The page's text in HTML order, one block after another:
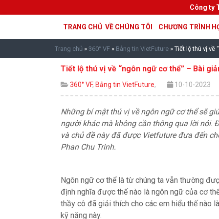
Công ty
TRANG CHỦ VỀ CHÚNG TÔI CHƯƠNG TRÌNH
Trang chủ » 360° VF » Bảng tin VietFuture »Tiết lộ thú vị về
Tiết lộ thú vị về “ngôn ngữ cơ thể” – Bài
360° VF, Bảng tin VietFuture, 10-10-2023
Những bí mật thú vị về ngôn ngữ cơ thể sẽ
người khác mà không cần thông qua lời nói.
và chủ đề này đã được Vietfuture đưa đến
Phan Chu Trinh.
Ngôn ngữ cơ thể là từ chúng ta vẫn thường
định nghĩa được thế nào là ngôn ngữ của cơ
thầy cô đã giải thích cho các em hiểu thế nào
kỹ năng này.